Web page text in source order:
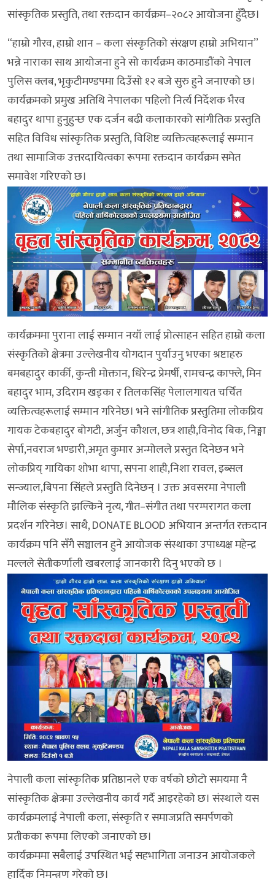
सांस्कृतिक प्रस्तुति, तथा रक्तदान कार्यक्रम–२०८२ आयोजना हुँदैछ।
“हाम्रो गौरव, हाम्रो शान – कला संस्कृतिको संरक्षण हाम्रो अभियान”
भन्ने नाराका साथ आयोजना हुने सो कार्यक्रम काठमाडौंको नेपाल
पुलिस क्लब, भृकुटीमण्डपमा दिउँसो १२ बजे सुरु हुने जनाएको छ।
कार्यक्रमको प्रमुख अतिथि नेपालका पहिलो निर्त्य निर्देशक भैरव
बहादुर थापा हुनुहुन्छ एक दर्जन बढी कलाकारको सांगीतिक प्रस्तुति
सहित विविध सांस्कृतिक प्रस्तुति, विशिष्ट व्यक्तित्वहरूलाई सम्मान
तथा सामाजिक उत्तरदायित्वका रूपमा रक्तदान कार्यक्रम समेत
समावेश गरिएको छ।
कार्यक्रममा पुराना लाई सम्मान नयाँ लाई प्रोत्साहन सहित हाम्रो कला
संस्कृतिको क्षेत्रमा उल्लेखनीय योगदान पुर्याउनु भएका श्रष्टाहरु
बमबहादुर कार्की, कुन्ती मोक्तान, धिरेन्द्र प्रेमर्षी, रामचन्द्र काफ्ले, मिन
बहादुर भाम, उदिराम खड्का र तिलकसिंह पेलालगायत चर्चित
व्यक्तित्वहरूलाई सम्मान गरिनेछ। भने सांगीतिक प्रस्तुतिमा लोकप्रिय
गायक टेकबहादुर बोगटी, अर्जुन कौशल, छत्र शाही,विनोद बिक, निङ्मा
सेर्पा,नवराज भण्डारी,अमृत कुमार अन्मोलले प्रस्तुत दिनेछन भने
लोकप्रिय् गायिका शोभा थापा, सपना शाही,निशा रावल, इब्सल
सन्ज्याल,बिपना सिंहले प्रस्तुति दिनेछन् । उक्त अवसरमा नेपाली
मौलिक संस्कृति झल्किने नृत्य, गीत–संगीत तथा परम्परागत कला
प्रदर्शन गरिनेछ। साथै, DONATE BLOOD अभियान अन्तर्गत रक्तदान
कार्यक्रम पनि सँगै सञ्चालन हुने आयोजक संस्थाका उपाध्यक्ष महेन्द्र
मल्लले सेतीकर्णाली खबरलाई जानकारी दिनु भएको छ ।
नेपाली कला सांस्कृतिक प्रतिष्ठानले एक वर्षको छोटो समयमा नै
सांस्कृतिक क्षेत्रमा उल्लेखनीय कार्य गर्दै आइरहेको छ। संस्थाले यस
कार्यक्रमलाई नेपाली कला, संस्कृति र समाजप्रति समर्पणको
प्रतीकका रूपमा लिएको जनाएको छ।
कार्यक्रममा सबैलाई उपस्थित भई सहभागिता जनाउन आयोजकले
हार्दिक निमन्त्रण गरेको छ।